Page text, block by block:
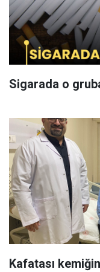
Sigarada o
Kafatası